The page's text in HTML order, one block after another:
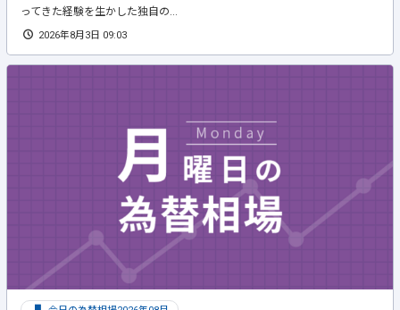
ってきた経験を生かした独自の...
2026年8月3日 09:03